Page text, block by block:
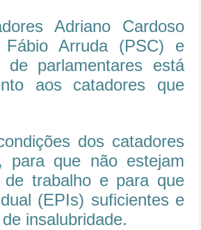
Adriano Cardoso
Fábio Arruda (PSC) e
parlamentares está
aos catadores que
dos catadores
para que não estejam
trabalho e para que
(EPIs) suficientes e
insalubridade.